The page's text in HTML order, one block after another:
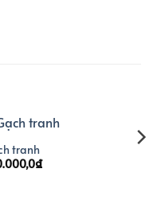
tranh
₫